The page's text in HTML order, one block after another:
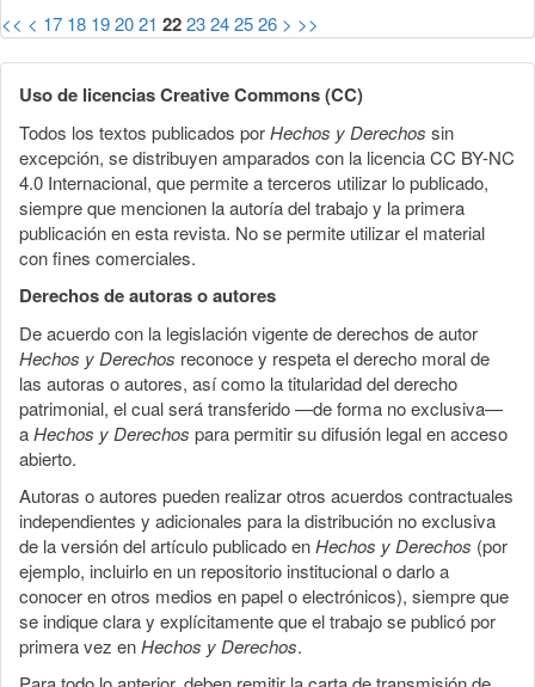
<< < 17 18 192021 2223242526 > >>
Uso de licencias Creative Commons (CC)
Todos los textos publicados porHechos y Derechos sin
excepción, se distribuyen amparados con la licencia CC BY-NC
4.0 Internacional, que permite a terceros utilizar lo publicado,
siempre que mencionen la autoría del trabajo y la primera
publicación en esta revista. No se permite utilizar el material
con fines comerciales.
Derechos de autoras o autores
De acuerdo con la legislación vigente de derechos de autor
Hechos y Derechos reconoce y respeta el derecho moral de
las autoras o autores, así como la titularidad del derecho
patrimonial, el cual será transferido —de forma no exclusiva—
aHechos y Derechos para permitir su difusión legal en acceso
abierto.
Autoras o autores pueden realizar otros acuerdos contractuales
independientes y adicionales para la distribución no exclusiva
de la versión del artículo publicado enHechos y Derechos (por
ejemplo, incluirlo en un repositorio institucional o darlo a
conocer en otros medios en papel o electrónicos), siempre que
se indique clara y explícitamente que el trabajo se publicó por
primera vez enHechos y Derechos.